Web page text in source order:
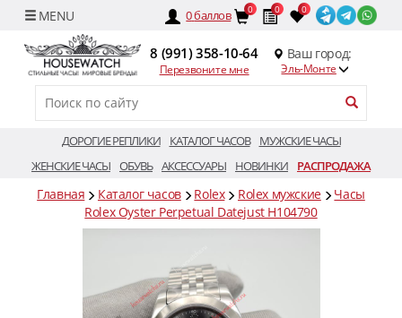
0баллов 0 0 0
8 (991) 358-10-64
Перезвоните мне
Ваш город:
Эль-Монте
ДОРОГИЕ РЕПЛИКИ КАТАЛОГ ЧАСОВ
МУЖСКИЕ ЧАСЫ
ЖЕНСКИЕ ЧАСЫ ОБУВЬ АКСЕССУАРЫ НОВИНКИ РАСПРОДАЖА
Главная Каталог часов Rolex Rolex мужские
Часы
Rolex Oyster Perpetual Datejust H104790